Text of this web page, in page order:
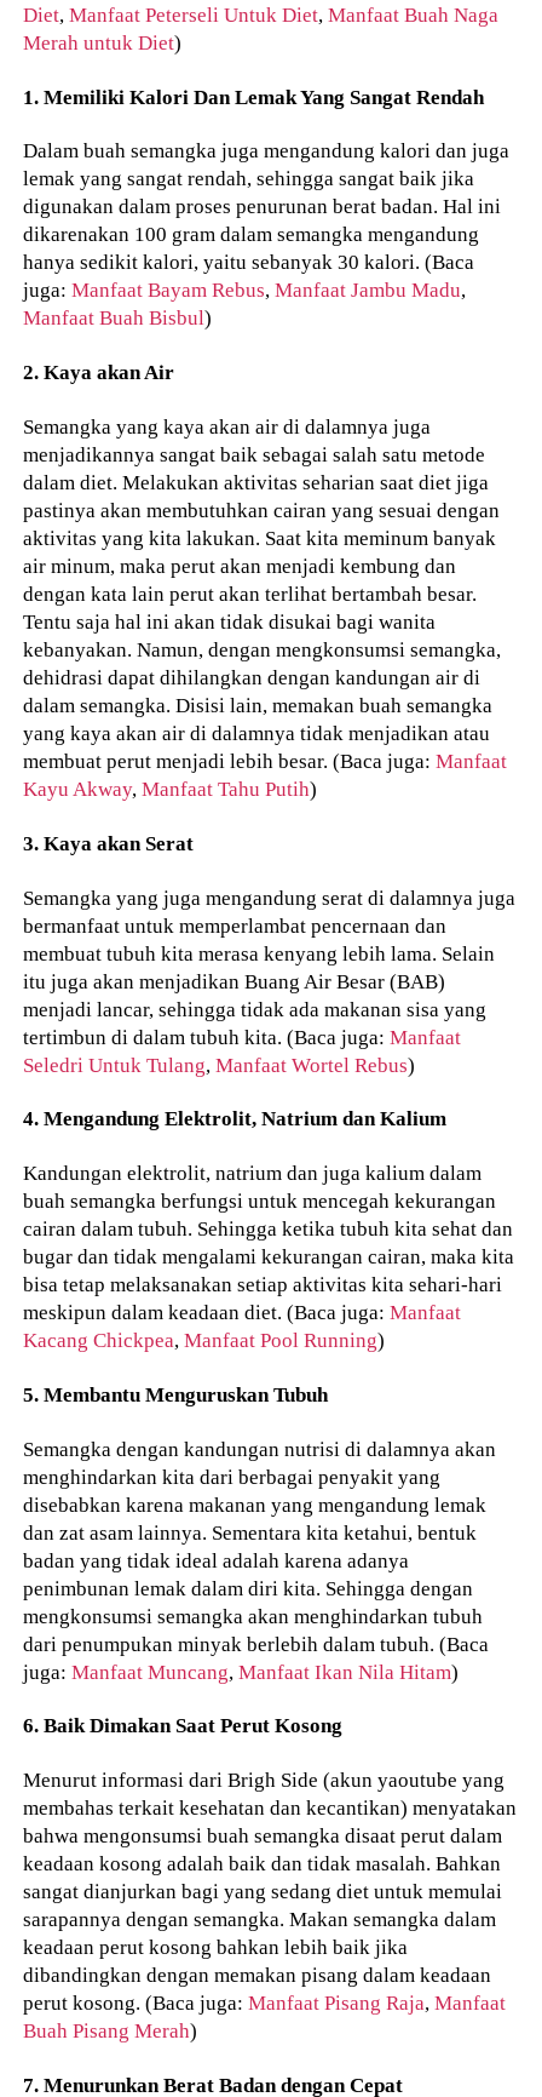
Diet,Manfaat Peterseli Untuk Diet,Manfaat Buah Naga
Merah untuk Diet)
1. Memiliki Kalori Dan Lemak Yang Sangat Rendah
Dalam buah semangka juga mengandung kalori dan juga
lemak yang sangat rendah, sehingga sangat baik jika
digunakan dalam proses penurunan berat badan. Hal ini
dikarenakan 100 gram dalam semangka mengandung
hanya sedikit kalori, yaitu sebanyak 30 kalori. (Baca
juga:Manfaat Bayam Rebus,Manfaat Jambu Madu,
Manfaat Buah Bisbul)
2. Kaya akan Air
Semangka yang kaya akan air di dalamnya juga
menjadikannya sangat baik sebagai salah satu metode
dalam diet. Melakukan aktivitas seharian saat diet jiga
pastinya akan membutuhkan cairan yang sesuai dengan
aktivitas yang kita lakukan. Saat kita meminum banyak
air minum, maka perut akan menjadi kembung dan
dengan kata lain perut akan terlihat bertambah besar.
Tentu saja hal ini akan tidak disukai bagi wanita
kebanyakan. Namun, dengan mengkonsumsi semangka,
dehidrasi dapat dihilangkan dengan kandungan air di
dalam semangka. Disisi lain, memakan buah semangka
yang kaya akan air di dalamnya tidak menjadikan atau
membuat perut menjadi lebih besar. (Baca juga:Manfaat
Kayu Akway,Manfaat Tahu Putih)
3. Kaya akan Serat
Semangka yang juga mengandung serat di dalamnya juga
bermanfaat untuk memperlambat pencernaan dan
membuat tubuh kita merasa kenyang lebih lama. Selain
itu juga akan menjadikan Buang Air Besar (BAB)
menjadi lancar, sehingga tidak ada makanan sisa yang
tertimbun di dalam tubuh kita. (Baca juga:Manfaat
Seledri Untuk Tulang,Manfaat Wortel Rebus)
4. Mengandung Elektrolit, Natrium dan Kalium
Kandungan elektrolit, natrium dan juga kalium dalam
buah semangka berfungsi untuk mencegah kekurangan
cairan dalam tubuh. Sehingga ketika tubuh kita sehat dan
bugar dan tidak mengalami kekurangan cairan, maka kita
bisa tetap melaksanakan setiap aktivitas kita sehari-hari
meskipun dalam keadaan diet. (Baca juga:Manfaat
Kacang Chickpea,Manfaat Pool Running)
5. Membantu Menguruskan Tubuh
Semangka dengan kandungan nutrisi di dalamnya akan
menghindarkan kita dari berbagai penyakit yang
disebabkan karena makanan yang mengandung lemak
dan zat asam lainnya. Sementara kita ketahui, bentuk
badan yang tidak ideal adalah karena adanya
penimbunan lemak dalam diri kita. Sehingga dengan
mengkonsumsi semangka akan menghindarkan tubuh
dari penumpukan minyak berlebih dalam tubuh. (Baca
juga:Manfaat Muncang,Manfaat Ikan Nila Hitam)
6. Baik Dimakan Saat Perut Kosong
Menurut informasi dari Brigh Side (akun yaoutube yang
membahas terkait kesehatan dan kecantikan) menyatakan
bahwa mengonsumsi buah semangka disaat perut dalam
keadaan kosong adalah baik dan tidak masalah. Bahkan
sangat dianjurkan bagi yang sedang diet untuk memulai
sarapannya dengan semangka. Makan semangka dalam
keadaan perut kosong bahkan lebih baik jika
dibandingkan dengan memakan pisang dalam keadaan
perut kosong. (Baca juga:Manfaat Pisang Raja,Manfaat
Buah Pisang Merah)
7. Menurunkan Berat Badan dengan Cepat